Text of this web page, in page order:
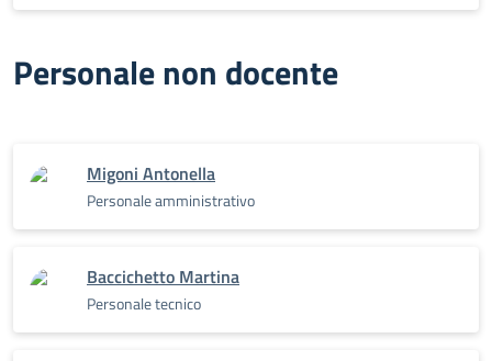
Personale non docente
Migoni Antonella
Personale amministrativo
Baccichetto Martina
Personale tecnico